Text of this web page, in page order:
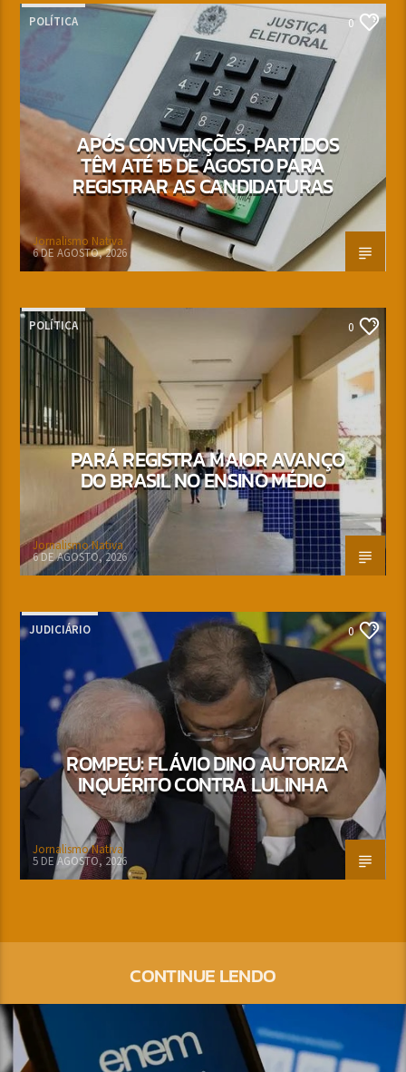
POLÍTICA 0
APÓS CONVENÇÕES, PARTIDOS
TÊM ATÉ 15 DE AGOSTO PARA
REGISTRAR AS CANDIDATURAS
Jornalismo Nativa
6 DE AGOSTO, 2026
POLÍTICA 0
PARÁ REGISTRA MAIOR AVANÇO
DO BRASIL NO ENSINO MÉDIO
Jornalismo Nativa
6 DE AGOSTO, 2026
JUDICIÁRIO 0
ROMPEU: FLÁVIO DINO AUTORIZA
INQUÉRITO CONTRA LULINHA
Jornalismo Nativa
5 DE AGOSTO, 2026
CONTINUE LENDO